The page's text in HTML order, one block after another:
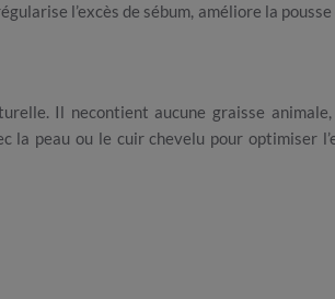
l’excès de sébum, améliore la
Il necontient aucune graisse
peau ou le cuir chevelu pour optimiser